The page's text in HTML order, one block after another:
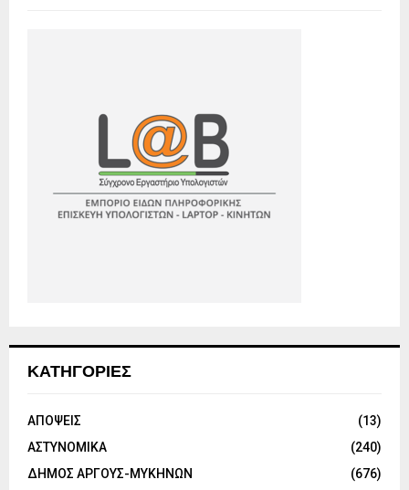
ΚΑΤΗΓΟΡΙΕΣ
ΑΠΟΨΕΙΣ
(13)
ΑΣΤΥΝΟΜΙΚΑ
(240)
ΔΗΜΟΣ ΑΡΓΟΥΣ-ΜΥΚΗΝΩΝ
(676)